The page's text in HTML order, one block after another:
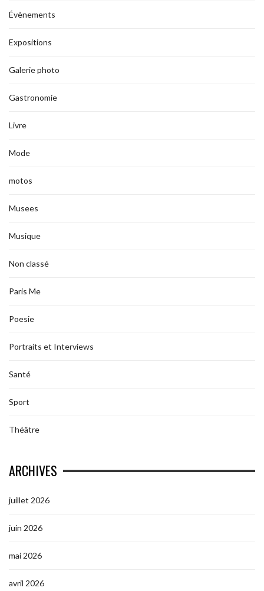
Évènements
Expositions
Galerie photo
Gastronomie
Livre
Mode
motos
Musees
Musique
Non classé
Paris Me
Poesie
Portraits et Interviews
Santé
Sport
Théâtre
ARCHIVES
juillet 2026
juin 2026
mai 2026
avril 2026